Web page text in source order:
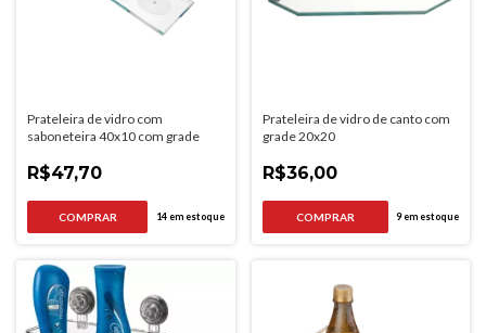
Prateleira de vidro com
saboneteira 40x10 com grade
R$47,70
14em estoque
Prateleira de vidro de canto com
grade 20x20
R$36,00
9em estoque